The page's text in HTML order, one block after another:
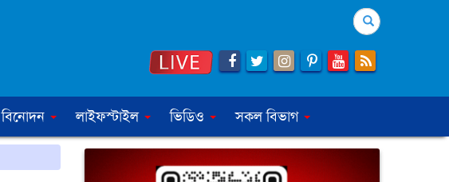
Search
বিনোদন লাইফস্টাইল ভিডিও সকল বিভাগ